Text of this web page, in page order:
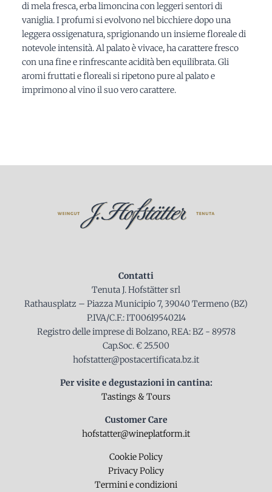
di mela fresca, erba limoncina con leggeri sentori di
vaniglia. I profumi si evolvono nel bicchiere dopo una
leggera ossigenatura, sprigionando un insieme floreale di
notevole intensità. Al palato è vivace, ha carattere fresco
con una fine e rinfrescante acidità ben equilibrata. Gli
aromi fruttati e floreali si ripetono pure al palato e
imprimono al vino il suo vero carattere.
Contatti
Tenuta J. Hofstätter srl
Rathausplatz – Piazza Municipio 7, 39040 Termeno (BZ)
P.IVA/C.F.: IT00619540214
Registro delle imprese di Bolzano, REA: BZ - 89578
Cap.Soc. € 25.500
hofstatter@postacertificata.bz.it
Per visite e degustazioni in cantina:
Tastings & Tours
Customer Care
hofstatter@wineplatform.it
Cookie Policy
Privacy Policy
Termini e condizioni